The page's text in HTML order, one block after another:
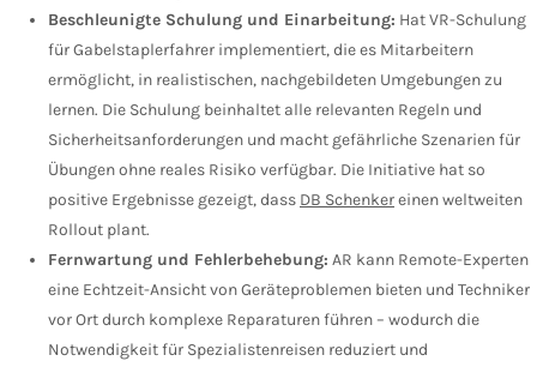
Beschleunigte Schulung und Einarbeitung: Hat VR-Schulung
für Gabelstaplerfahrer implementiert, die es Mitarbeitern
ermöglicht, in realistischen, nachgebildeten Umgebungen zu
lernen. Die Schulung beinhaltet alle relevanten Regeln und
Sicherheitsanforderungen und macht gefährliche Szenarien für
Übungen ohne reales Risiko verfügbar. Die Initiative hat so
positive Ergebnisse gezeigt, dass DB Schenkereinen weltweiten
Rollout plant.
Fernwartung und Fehlerbehebung: AR kann Remote-Experten
eine Echtzeit-Ansicht von Geräteproblemen bieten und Techniker
vor Ort durch komplexe Reparaturen führen – wodurch die
Notwendigkeit für Spezialistenreisen reduziert und